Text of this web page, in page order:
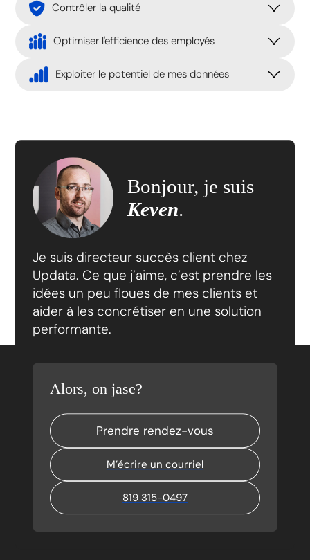
Contrôler la qualité
Optimiser l'efficience des employés
Exploiter le potentiel de mes données
Bonjour, je suis
Keven.
Je suis directeur succès client chez
Updata. Ce que j’aime, c’est prendre les
idées un peu floues de mes clients et
aider à les concrétiser en une solution
performante.
Alors, on jase?
Prendre rendez-vous
M’écrire un courriel
819 315-0497